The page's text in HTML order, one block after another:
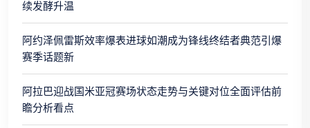
续发酵升温
阿约泽佩雷斯效率爆表进球如潮成为锋线终结者典范引爆
赛季话题新
阿拉巴迎战国米亚冠赛场状态走势与关键对位全面评估前
瞻分析看点